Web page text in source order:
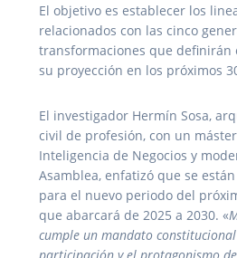
El objetivo es establecer los
relacionados con las cinco
transformaciones que definirán
su proyección en los próximos
El investigador Hermín Sosa,
civil de profesión, con un
Inteligencia de Negocios y
Asamblea, enfatizó que se
para el nuevo periodo del
que abarcará de 2025 a 2030. «
cumple un mandato